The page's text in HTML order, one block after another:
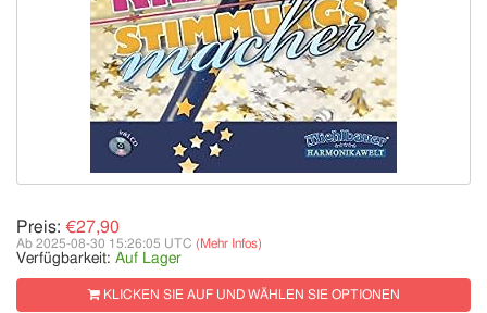
Preis: €27,90
Ab 2025-08-30 15:26:05 UTC (Mehr Infos)
Verfügbarkeit: Auf Lager
KLICKEN SIE AUF UND WÄHLEN SIE OPTIONEN